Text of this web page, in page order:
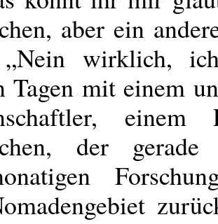
aber ein
wirklich,
Tagen mit einem
einem
der